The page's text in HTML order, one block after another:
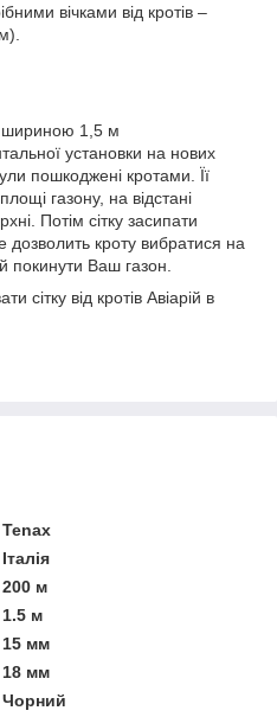
вічками від кротів –
шириною 1,5 м
установки на нових
пошкоджені кротами. Її
газону, на відстані
Потім сітку засипати
кроту вибратися на
покинути Ваш газон.
сітку від кротів Авіарій в
Tenax
Італія
200 м
1.5 м
15 мм
18 мм
Чорний